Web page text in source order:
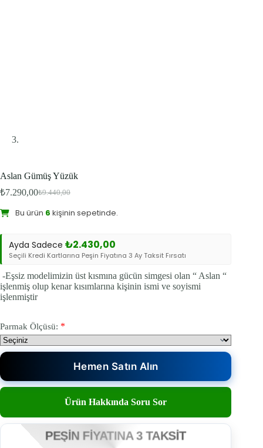
Aslan Gümüş Yüzük
₺9.440,00
Orijinal
₺9.440,00.
₺7.290,00Şu
fiyat:
Bu ürünü şu an8
Bu ürün 6 kişinin sepetinde.
Ayda Sadece ₺2.430,00
Seçili Kredi Kartlarına Peşin Fiyatına 3 Ay Taksit Fırsatı
-Eşsiz modelimizin üst kısmına gücün simgesi olan “ Aslan “
işlenmiş olup kenar kısımlarına kişinin ismi ve soyismi
işlenmiştir
Parmak Ölçüsü: *
Hemen Satın Alın
Ürün Hakkında Soru Sor
PEŞİN FİYATINA 3 TAKSİT